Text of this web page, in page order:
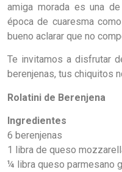
amiga morada es una
época de cuaresma
bueno aclarar que no
Te invitamos a disfrutar
berenjenas, tus chiquitos
Rolatini de Berenjena
Ingredientes
6 berenjenas
1 libra de queso
¼ libra queso parmesano